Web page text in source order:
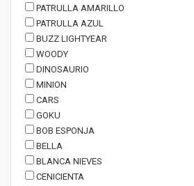
PATRULLA AMARILLO
PATRULLA AZUL
BUZZ LIGHTYEAR
WOODY
DINOSAURIO
MINION
CARS
GOKU
BOB ESPONJA
BELLA
BLANCA NIEVES
CENICIENTA